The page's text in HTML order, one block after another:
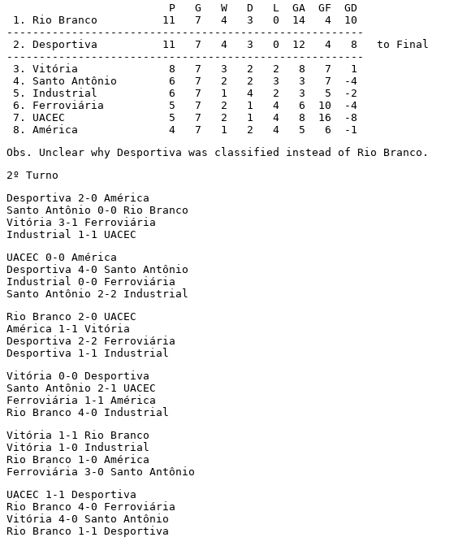
                         P   G   W   D   L  GA  GF  GD
1. Rio Branco          11   7   4   3   0  14   4  10
-------------------------------------------------------
2. Desportiva          11   7   4   3   0  12   4   8   to Final
-------------------------------------------------------
3. Vitória              8   7   3   2   2   8   7   1
4. Santo Antônio        6   7   2   2   3   3   7  -4
5. Industrial           6   7   1   4   2   3   5  -2
6. Ferroviária          5   7   2   1   4   6  10  -4
7. UACEC                5   7   2   1   4   8  16  -8
8. América              4   7   1   2   4   5   6  -1
Obs. Unclear why Desportiva was classified instead of Rio Branco.
2º Turno
Desportiva 2-0 América
Santo Antônio 0-0 Rio Branco
Vitória 3-1 Ferroviária
Industrial 1-1 UACEC
UACEC 0-0 América
Desportiva 4-0 Santo Antônio
Industrial 0-0 Ferroviária
Santo Antônio 2-2 Industrial
Rio Branco 2-0 UACEC
América 1-1 Vitória
Desportiva 2-2 Ferroviária
Desportiva 1-1 Industrial
Vitória 0-0 Desportiva
Santo Antônio 2-1 UACEC
Ferroviária 1-1 América
Rio Branco 4-0 Industrial
Vitória 1-1 Rio Branco
Vitória 1-0 Industrial
Rio Branco 1-0 América
Ferroviária 3-0 Santo Antônio
UACEC 1-1 Desportiva
Rio Branco 4-0 Ferroviária
Vitória 4-0 Santo Antônio
Rio Branco 1-1 Desportiva